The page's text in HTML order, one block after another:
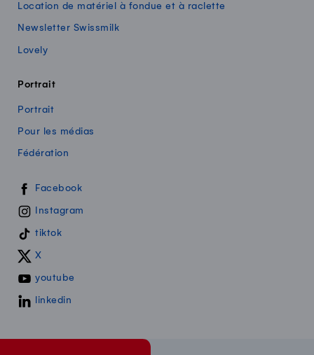
Location de matériel à fondue et à raclette
Newsletter Swissmilk
Lovely
Portrait
Portrait
Pour les médias
Fédération
Swissmilk sur les réseaux sociaux
Facebook
Instagram
tiktok
X
youtube
linkedin